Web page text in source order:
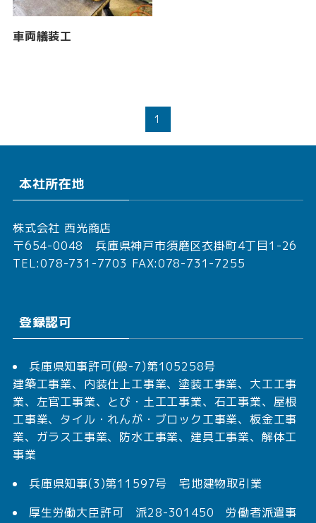
車両艤装工
1
本社所在地
株式会社 西光商店
〒654-0048 兵庫県神戸市須磨区衣掛町4丁目1-26
TEL:078-731-7703 FAX:078-731-7255
登録認可
兵庫県知事許可(般-7)第105258号
建築工事業、内装仕上工事業、塗装工事業、大工工事
業、左官工事業、とび・土工工事業、石工事業、屋根
工事業、タイル・れんが・ブロック工事業、板金工事
業、ガラス工事業、防水工事業、建具工事業、解体工
事業
兵庫県知事(3)第11597号 宅地建物取引業
厚生労働大臣許可 派28-301450 労働者派遣事